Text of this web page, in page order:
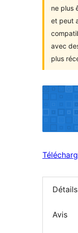
ne plus
et peut
avec
plus
Détails
Avis